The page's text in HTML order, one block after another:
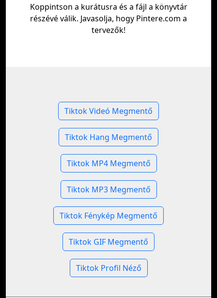
Koppintson a kurátusra és a fájl a könyvtár
részévé válik. Javasolja, hogy Pintere.com a
tervezők!
Tiktok Videó Megmentő
Tiktok Hang Megmentő
Tiktok MP4 Megmentő
Tiktok MP3 Megmentő
Tiktok Fénykép Megmentő
Tiktok GIF Megmentő
Tiktok Profil Néző